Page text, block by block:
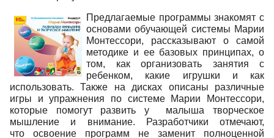
Предлагаемые программы знакомят с
основами обучающей системы Марии
Монтессори, рассказывают о самой
методике и ее базовых принципах, о
том, как организовать занятия с
ребенком, какие игрушки и как
использовать. Также на дисках описаны различные
игры и упражнения по системе Марии Монтессори,
которые помогут развить у малыша творческое
мышление и внимание. Разработчики отмечают,
что освоение программ не заменит полноценной